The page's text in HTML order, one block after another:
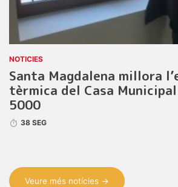
NOTICIES
Santa Magdalena millora
tèrmica del Casa Municipal
5000
38 SEG
Veure més notícies →